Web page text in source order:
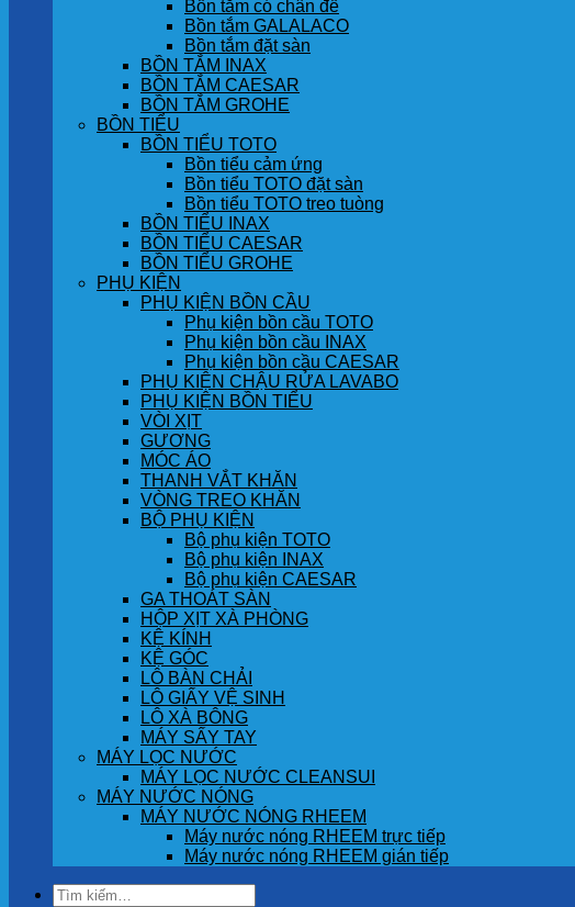
Bồn tắm có chân đế
Bồn tắm GALALACO
Bồn tắm đặt sàn
BỒN TẮM INAX
BỒN TẮM CAESAR
BỒN TẮM GROHE
BỒN TIỂU
BỒN TIỂU TOTO
Bồn tiểu cảm ứng
Bồn tiểu TOTO đặt sàn
Bồn tiểu TOTO treo tuòng
BỒN TIỂU INAX
BỒN TIỂU CAESAR
BỒN TIỂU GROHE
PHỤ KIỆN
PHỤ KIỆN BỒN CẦU
Phụ kiện bồn cầu TOTO
Phụ kiện bồn cầu INAX
Phụ kiện bồn cầu CAESAR
PHỤ KIỆN CHẬU RỬA LAVABO
PHỤ KIỆN BỒN TIỂU
VÒI XỊT
GƯƠNG
MÓC ÁO
THANH VẮT KHĂN
VÒNG TREO KHĂN
BỘ PHỤ KIỆN
Bộ phụ kiện TOTO
Bộ phụ kiện INAX
Bộ phụ kiện CAESAR
GA THOÁT SÀN
HỘP XỊT XÀ PHÒNG
KỆ KÍNH
KỆ GÓC
LÔ BÀN CHẢI
LÔ GIẤY VỆ SINH
LÔ XÀ BÔNG
MÁY SẤY TAY
MÁY LỌC NƯỚC
MÁY LỌC NƯỚC CLEANSUI
MÁY NƯỚC NÓNG
MÁY NƯỚC NÓNG RHEEM
Máy nước nóng RHEEM trực tiếp
Máy nước nóng RHEEM gián tiếp
Tìm